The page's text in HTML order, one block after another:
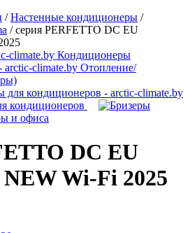
/Настенные кондиционеры /
/серия PERFETTO DC EU
Кондиционеры
Отопление/
кондиционеров
и офиса
DC EU
Wi-Fi 2025